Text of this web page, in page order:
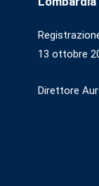
13 ottobre
Direttore